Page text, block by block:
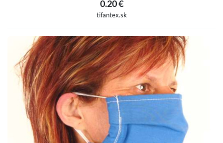
0.20 €
tifantex.sk